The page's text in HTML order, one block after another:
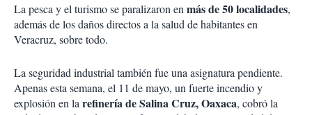
La pesca y el turismo se paralizaron enmás de 50 localidades,
además de los daños directos a la salud de habitantes en
Veracruz, sobre todo.
La seguridad industrial también fue una asignatura pendiente.
Apenas esta semana, el 11 de mayo, un fuerte incendio y
explosión en larefinería de Salina Cruz, Oaxaca, cobró la